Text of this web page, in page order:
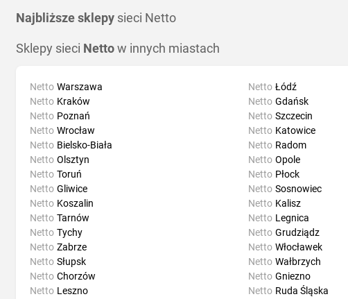
Najbliższe sklepy sieci Netto
Sklepy sieci Netto w innych miastach
Netto Warszawa
Netto Kraków
Netto Poznań
Netto Wrocław
Netto Łódź
Netto Gdańsk
Netto Szczecin
Netto Katowice
Netto Bielsko-Biała
Netto Olsztyn
Netto Toruń
Netto Gliwice
Netto Radom
Netto Opole
Netto Płock
Netto Sosnowiec
Netto Koszalin
Netto Tarnów
Netto Tychy
Netto Zabrze
Netto Kalisz
Netto Legnica
Netto Grudziądz
Netto Włocławek
Netto Słupsk
Netto Chorzów
Netto Leszno
Netto Wałbrzych
Netto Gniezno
Netto Ruda Śląska